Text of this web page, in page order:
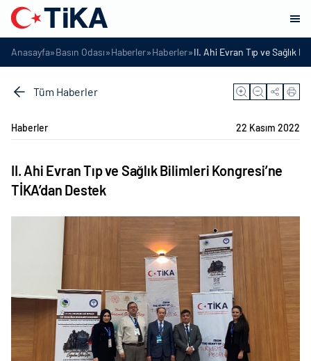
Anasayfa»Basın Odası»Haberler»Haberler»II. Ahi Evran Tıp ve Sağlık
Tüm Haberler
Haberler 22 Kasım 2022
II. Ahi Evran Tıp ve Sağlık Bilimleri Kongresi’ne
TİKA’dan Destek